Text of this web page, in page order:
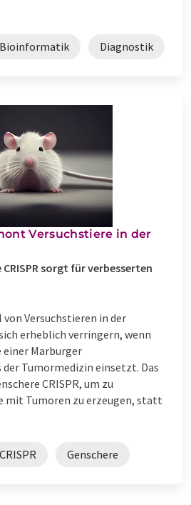
Bioinformatik Diagnostik
Versuchstiere in der
sorgt für verbesserten
von Versuchstieren in der
erheblich verringern, wenn
einer Marburger
der Tumormedizin einsetzt. Das
CRISPR, um zu
mit Tumoren zu erzeugen, statt
CRISPR Genschere